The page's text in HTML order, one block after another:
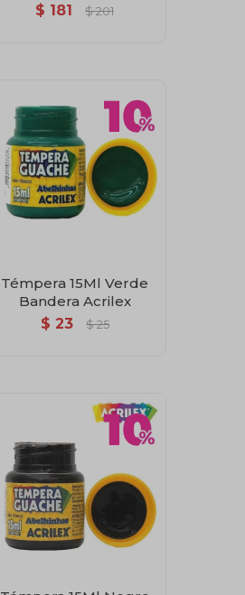
$ 181 $ 201
Témpera 15Ml Verde
Bandera Acrilex
$ 23 $ 25